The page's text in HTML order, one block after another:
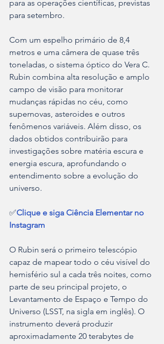
para as operações científicas, previstas
para setembro.
Com um espelho primário de 8,4
metros e uma câmera de quase três
toneladas, o sistema óptico do Vera C.
Rubin combina alta resolução e amplo
campo de visão para monitorar
mudanças rápidas no céu, como
supernovas, asteroides e outros
fenômenos variáveis. Além disso, os
dados obtidos contribuirão para
investigações sobre matéria escura e
energia escura, aprofundando o
entendimento sobre a evolução do
universo.
✅Clique e siga Ciência Elementar no
Instagram
O Rubin será o primeiro telescópio
capaz de mapear todo o céu visível do
hemisfério sul a cada três noites, como
parte de seu principal projeto, o
Levantamento de Espaço e Tempo do
Universo (LSST, na sigla em inglês). O
instrumento deverá produzir
aproximadamente 20 terabytes de